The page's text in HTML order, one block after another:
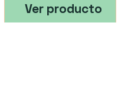
Ver producto